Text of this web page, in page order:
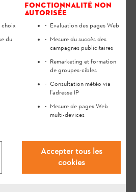
de la batterie STIHL AR L
facteurs, par ex. de la
ou de la température
de recharge, voir
technologie/batterie/temps-
. Le temps de recharge
du temps de recharge
important pour nous !
choix
du
Fonctionnalité non
autorisée
Evaluation des pages Web
Mesure du succès des
campagnes publicitaires
Remarketing et formation
de groupes-cibles
Consultation météo via
l'adresse IP
Mesure de pages Web
multi-devices
Accepter tous les
cookies